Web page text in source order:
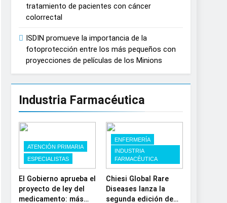
tratamiento de pacientes con cáncer
colorrectal
ISDIN promueve la importancia de la
fotoprotección entre los más pequeños con
proyecciones de películas de los Minions
Industria Farmacéutica
ATENCIÓN PRIMARIA
ESPECIALISTAS
El Gobierno aprueba el
proyecto de ley del
medicamento: más
ENFERMERÍA
INDUSTRIA
FARMACÉUTICA
Chiesi Global Rare
Diseases lanza la
segunda edición de